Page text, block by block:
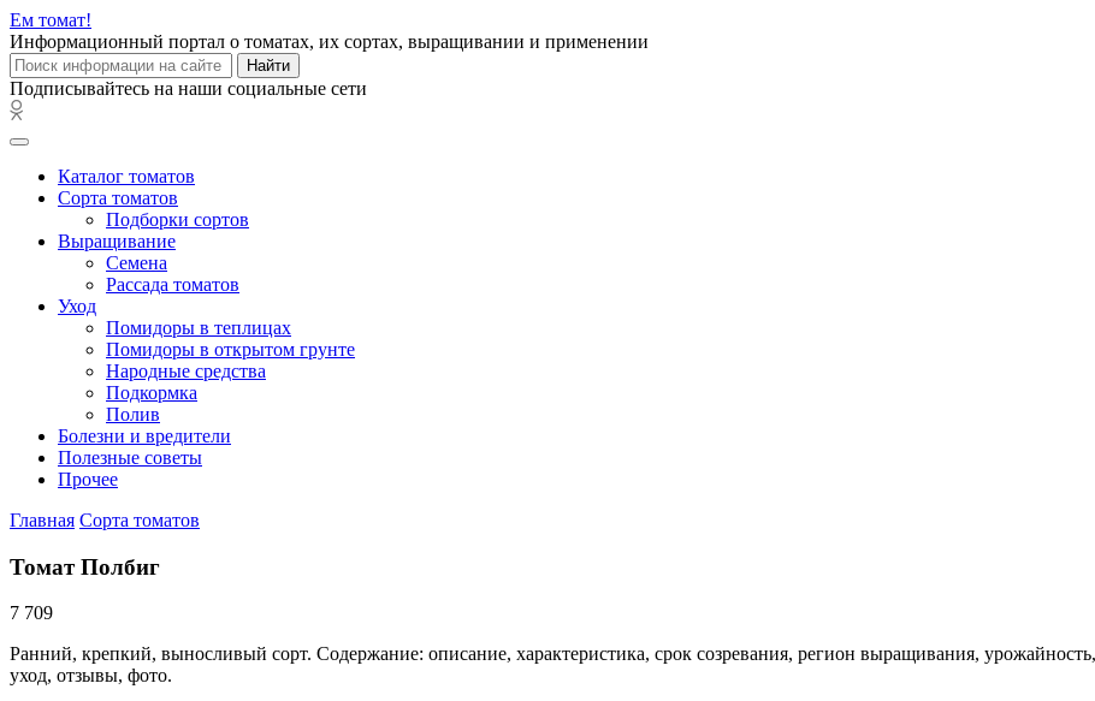
Ем томат!
Информационный портал о томатах, их сортах, выращивании и применении
Найти
Подписывайтесь на наши социальные сети
Каталог томатов
Сорта томатов
Подборки сортов
Выращивание
Семена
Рассада томатов
Уход
Помидоры в теплицах
Помидоры в открытом грунте
Народные средства
Подкормка
Полив
Болезни и вредители
Полезные советы
Прочее
Главная Сорта томатов
Томат Полбиг
7 709
Ранний, крепкий, выносливый сорт. Содержание: описание, характеристика, срок созревания, регион выращивания,
уход, отзывы, фото.